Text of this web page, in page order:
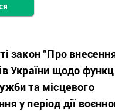
закон “Про
України щодо
та місцевого
у період дії